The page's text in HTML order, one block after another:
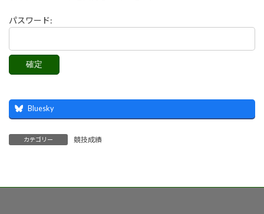
パスワード:
Bluesky
カテゴリー 競技成績